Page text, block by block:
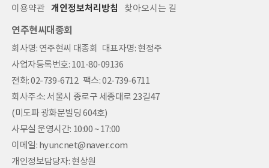
이용약관 개인정보처리방침 찾아오시는 길
연주현씨대종회
회사명: 연주현씨 대종회 대표자명: 현정주
사업자등록번호: 101-80-09136
전화: 02-739-6712 팩스: 02-739-6711
회사주소: 서울시 종로구 세종대로 23길47
(미도파 광화문빌딩 604호)
사무실 운영시간: 10:00 ~ 17:00
이메일: hyuncnet@naver.com
개인정보담당자: 현상원